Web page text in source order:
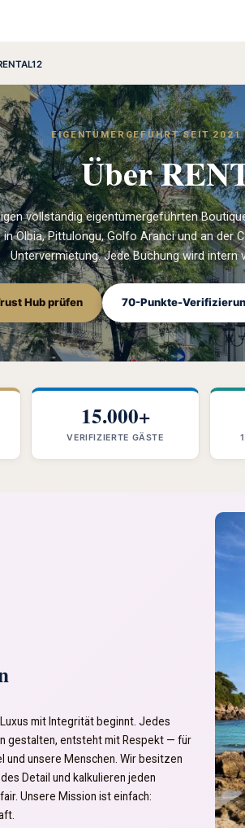
EIGENTÜMERGEFÜHRT SEIT
Über
vollständig eigentümergeführten
in Olbia, Pittulongu, Golfo Aranci und an der
Untervermietung. Jede Buchung wird intern
Hub prüfen 70-Punkte-
15.000+
VERIFIZIERTE GÄSTE
mit Integrität beginnt. Jedes
gestalten, entsteht mit Respekt — für
und unsere Menschen. Wir besitzen
Detail und kalkulieren jeden
Unsere Mission ist einfach: